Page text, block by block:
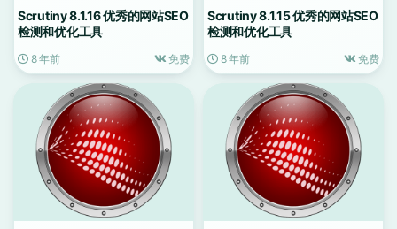
Scrutiny 8.1.16 优秀的网站SEO
检测和优化工具
8 年前 免费
Scrutiny 8.1.15 优秀的网站SEO
检测和优化工具
8 年前 免费